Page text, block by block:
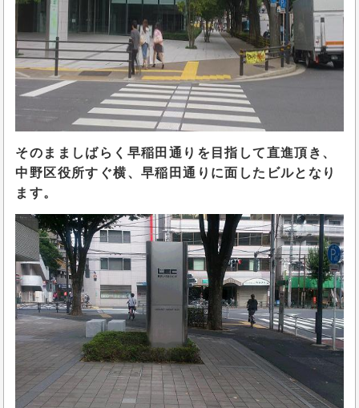
そのまましばらく早稲田通りを目指して直進頂き、
中野区役所すぐ横、早稲田通りに面したビルとなり
ます。